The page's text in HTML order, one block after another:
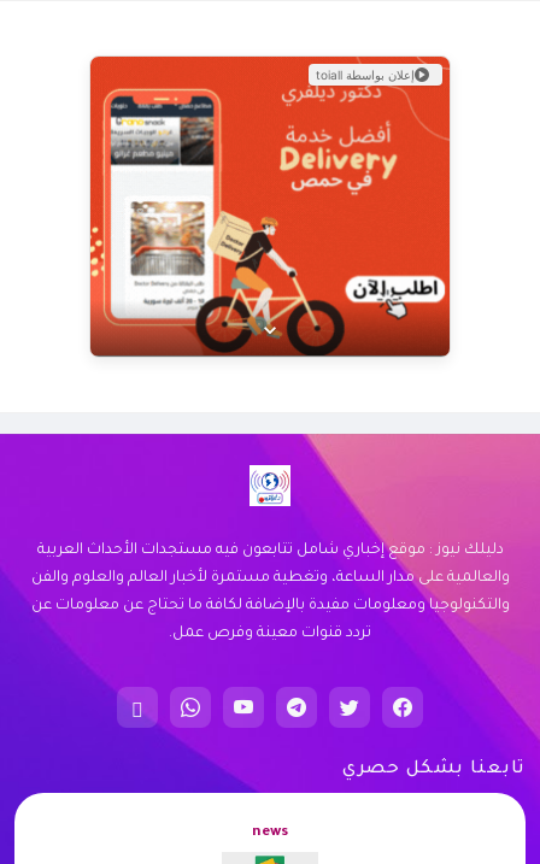
إعلان بواسطة toiall
زيارة الموقع
دليلك نيوز : موقع إخباري شامل تتابعون فيه مستجدات الأحداث العربية
والعالمية على مدار الساعة، وتغطية مستمرة لأخبار العالم والعلوم والفن
والتكنولوجيا ومعلومات مفيدة بالإضافة لكافة ما تحتاج عن معلومات عن
تردد قنوات معينة وفرص عمل.
تابعنا بشكل حصري
news